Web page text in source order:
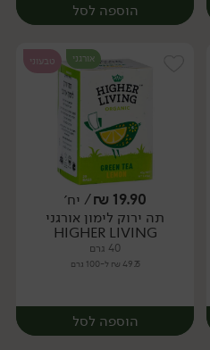
הוספה לסל
יח׳
אורגני טבעוני
19.90
₪/ יח׳
תה ירוק לימון אורגני
HIGHER LIVING
40 גרם
49.75 ₪ ל-100 גרם
הוספה לסל